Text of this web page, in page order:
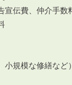
さい。
：水曜日）
宣伝費、仲介手数
規模な修繕など）